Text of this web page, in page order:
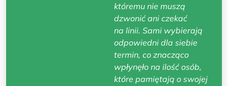
któremu nie muszą
dzwonić ani czekać
na linii. Sami wybierają
odpowiedni dla siebie
termin, co znacząco
wpłynęło na ilość osób,
które pamiętają o swojej